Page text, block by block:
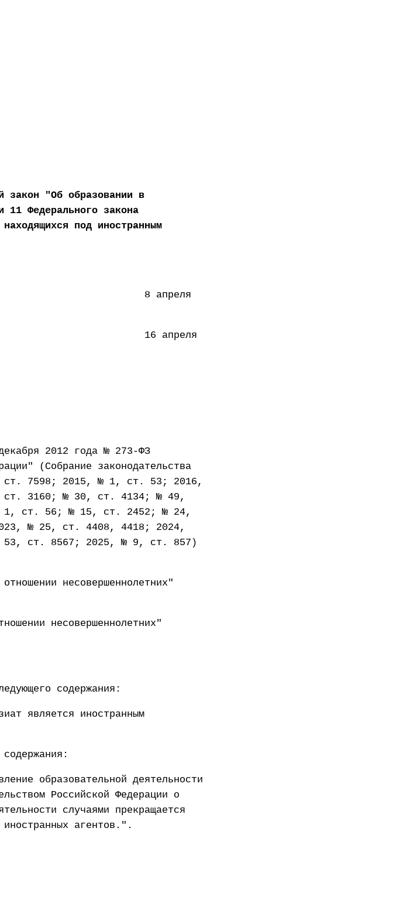
закон "Об образовании в
11 Федерального закона
под иностранным
Думой 8 апреля
16 апреля
2012 года № 273-ФЗ
(Собрание законодательства
ст. 7598; 2015, № 1, ст. 53; 2016,
3160; № 30, ст. 4134; № 49,
1, ст. 56; № 15, ст. 2452; № 24,
№ 25, ст. 4408, 4418; 2024,
ст. 8567; 2025, № 9, ст. 857)
несовершеннолетних"
несовершеннолетних"
содержания:
является иностранным
образовательной деятельности
Российской Федерации о
случаями прекращается
агентов.".